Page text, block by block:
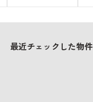
最近チェックした物件